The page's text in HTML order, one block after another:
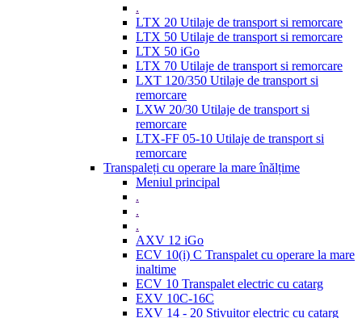
.
LTX 20 Utilaje de transport si remorcare
LTX 50 Utilaje de transport si remorcare
LTX 50 iGo
LTX 70 Utilaje de transport si remorcare
LXT 120/350 Utilaje de transport si
remorcare
LXW 20/30 Utilaje de transport si
remorcare
LTX-FF 05-10 Utilaje de transport si
remorcare
Transpaleți cu operare la mare înălțime
Meniul principal
.
.
.
AXV 12 iGo
ECV 10(i) C Transpalet cu operare la mare
inaltime
ECV 10 Transpalet electric cu catarg
EXV 10C-16C
EXV 14 - 20 Stivuitor electric cu catarg